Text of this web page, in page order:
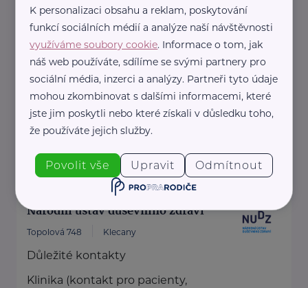
Jiřice 298
Jsem záchranář a lektor první
pomoci s více než 14 letou praxí. S
touhou posunout ...
https://prvnipomoczachranare.webnode.cz/
prvnipomoczachranare@gmail.com
Národní ústav duševního zdraví
Topolová 748 Klecany
Důležité kontakty
Klinika (kontakt pro pacienty,
K personalizaci obsahu a reklam, poskytování
funkcí sociálních médií a analýze naší návštěvnosti
využíváme soubory cookie. Informace o tom, jak
náš web používáte, sdílíme se svými partnery pro
sociální média, inzerci a analýzy. Partneři tyto údaje
mohou zkombinovat s dalšími informacemi, které
jste jim poskytli nebo které získali v důsledku toho,
že používáte jejich služby.
Povolit vše Upravit Odmítnout